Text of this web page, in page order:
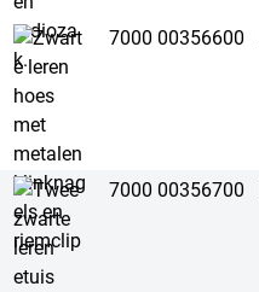
7000 00356600
7000 00356700